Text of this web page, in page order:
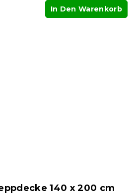
In Den Warenkorb
140 x 200 cm